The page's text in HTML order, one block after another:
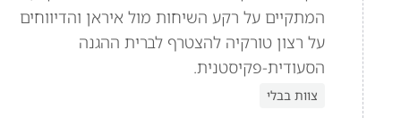
המתקיים על רקע השיחות מול איראן והדיווחים
על רצון טורקיה להצטרף לברית ההגנה
הסעודית-פקיסטנית.
צוות בבלי